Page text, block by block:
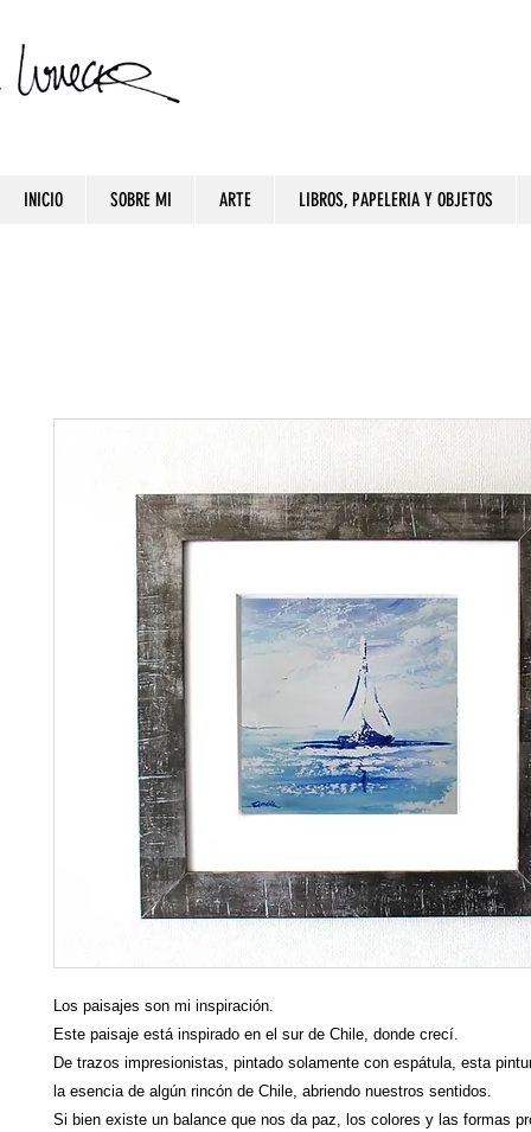
INICIO SOBRE MI ARTE LIBROS, PAPELERIA Y OBJETOS
Los paisajes son mi inspiración.
Este paisaje está inspirado en el sur de Chile, donde crecí.
De trazos impresionistas, pintado solamente con espátula, esta
la esencia de algún rincón de Chile, abriendo nuestros sentidos.
Si bien existe un balance que nos da paz, los colores y las formas